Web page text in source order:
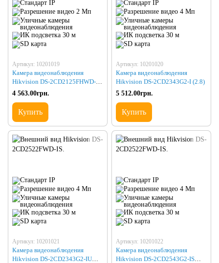
Артикул: 10201019
Камера видеонаблюдения
Hikvision DS-2CD2125FHWD-IS
(2.8)
4 563.00грн.
Купить
Артикул: 10201020
Камера видеонаблюдения
Hikvision DS-2CD2343G2-I (2.8)
5 512.00грн.
Купить
Артикул: 10201021
Камера видеонаблюдения
Hikvision DS-2CD2343G2-IU
Артикул: 10201022
Камера видеонаблюдения
Hikvision DS-2CD2543G2-IS